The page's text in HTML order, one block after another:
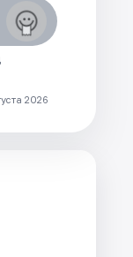
2026